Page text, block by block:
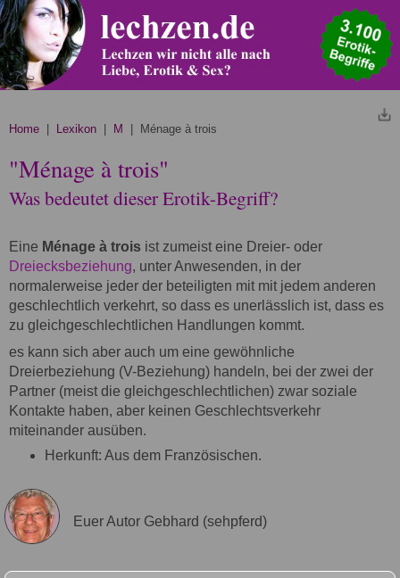
Home Lexikon M | Ménage à trois
"Ménage à trois"
Was bedeutet dieser Erotik-Begriff?
Eine Ménage à trois ist zumeist eine Dreier- oder
Dreiecksbeziehung, unter Anwesenden, in der
normalerweise jeder der beteiligten mit mit jedem anderen
geschlechtlich verkehrt, so dass es unerlässlich ist, dass es
zu gleichgeschlechtlichen Handlungen kommt.
es kann sich aber auch um eine gewöhnliche
Dreierbeziehung (V-Beziehung) handeln, bei der zwei der
Partner (meist die gleichgeschlechtlichen) zwar soziale
Kontakte haben, aber keinen Geschlechtsverkehr
miteinander ausüben.
Herkunft: Aus dem Französischen.
Euer Autor Gebhard (sehpferd)